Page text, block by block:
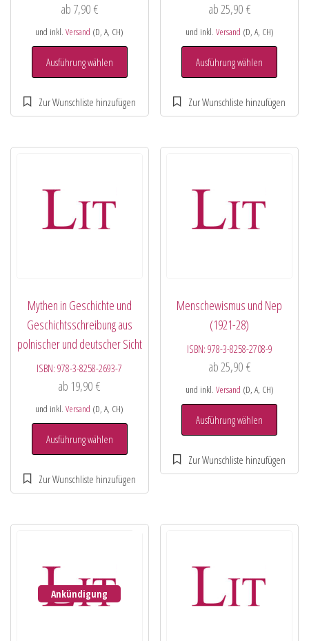
ab 7,90 €
und inkl.Versand (D, A, CH)
Ausführung wählen
ab25,90 €
und inkl. Versand (D, A, CH)
Ausführung wählen
Mythen in Geschichte und
Geschichtsschreibung aus
polnischer und deutscher Sicht
ISBN:978-3-8258-2693-7
ab 19,90€
und inkl.Versand (D, A, CH)
Ausführung wählen
Menschewismus und Nep
(1921-28)
ISBN: 978-3-8258-2708-9
ab25,90 €
und inkl. Versand (D, A, CH)
Ausführung wählen
Ankündigung